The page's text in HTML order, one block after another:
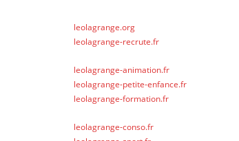
leolagrange.org
leolagrange-recrute.fr
leolagrange-animation.fr
leolagrange-petite-enfance.fr
leolagrange-formation.fr
leolagrange-conso.fr